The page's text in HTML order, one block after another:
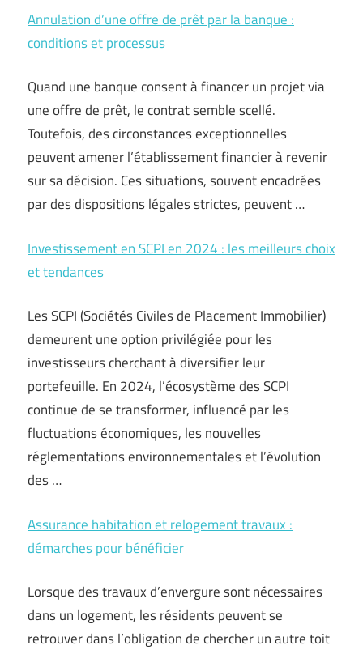
Annulation d’une offre de prêt par la banque :
conditions et processus
Quand une banque consent à financer un projet via
une offre de prêt, le contrat semble scellé.
Toutefois, des circonstances exceptionnelles
peuvent amener l’établissement financier à revenir
sur sa décision. Ces situations, souvent encadrées
par des dispositions légales strictes, peuvent …
Investissement en SCPI en 2024 : les meilleurs choix
et tendances
Les SCPI (Sociétés Civiles de Placement Immobilier)
demeurent une option privilégiée pour les
investisseurs cherchant à diversifier leur
portefeuille. En 2024, l’écosystème des SCPI
continue de se transformer, influencé par les
fluctuations économiques, les nouvelles
réglementations environnementales et l’évolution
des …
Assurance habitation et relogement travaux :
démarches pour bénéficier
Lorsque des travaux d’envergure sont nécessaires
dans un logement, les résidents peuvent se
retrouver dans l’obligation de chercher un autre toit